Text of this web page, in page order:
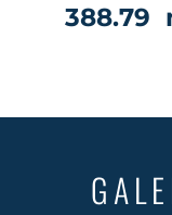
388.79